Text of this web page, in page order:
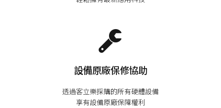
設備原廠保修協助
透過客立樂採購的所有硬體設備
享有設備原廠保障權利